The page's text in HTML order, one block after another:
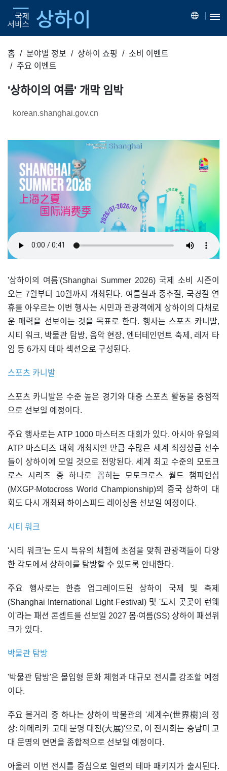
홈 분야별 정보 상하이 쇼핑
소비 이벤트
주요 이벤트
'상하이의 여름' 개막 임박
korean.shanghai.gov.cn
'상하이의 여름'(Shanghai Summer 2026) 국제 소비 시즌이
오는 7월부터 10월까지 개최된다. 여름철과 중추절, 국경절 연
휴를 아우르는 이번 행사는 시민과 관광객에게 상하이의 다채로
운 매력을 선보이는 것을 목표로 한다. 행사는 스포츠 카니발,
시티 워크, 박물관 탐방, 음악 현장, 엔터테인먼트 축제, 레저 타
임 등 6가지 테마 섹션으로 구성된다.
스포츠 카니발
스포츠 카니발은 수준 높은 경기와 대중 스포츠 활동을 중점적
으로 선보일 예정이다.
주요 행사로는 ATP 1000 마스터즈 대회가 있다. 아시아 유일의
ATP 마스터즈 대회 개최지인 만큼 수많은 세계 최정상급 선수
들이 상하이에 모일 것으로 전망된다. 세계 최고 수준의 모토크
로스 시리즈 중 하나로 꼽히는 모토크로스 월드 챔피언십
(MXGP∙Motocross World Championship)의 중국 상하이 대
회도 다시 개최돼 하이스피드 레이싱을 선보일 예정이다.
시티 워크
'시티 워크'는 도시 특유의 체험에 초점을 맞춰 관광객들이 다양
한 각도에서 상하이를 탐방할 수 있도록 안내한다.
주요 행사로는 한층 업그레이드된 상하이 국제 빛 축제
(Shanghai International Light Festival) 및 '도시 곳곳이 런웨
이'라는 패션 콘셉트를 선보일 2027 봄∙여름(SS) 상하이 패션위
크가 있다.
박물관 탐방
'박물관 탐방'은 몰입형 문화 체험과 대규모 전시를 강조할 예정
이다.
주요 볼거리 중 하나는 상하이 박물관의 '세계수(世界樹)의 정
상: 아메리카 고대 문명 대전(大展)'으로, 이 전시회는 중남미 고
대 문명의 면면을 종합적으로 선보일 예정이다.
아울러 이번 전시를 중심으로 일련의 테마 패키지가 출시된다.